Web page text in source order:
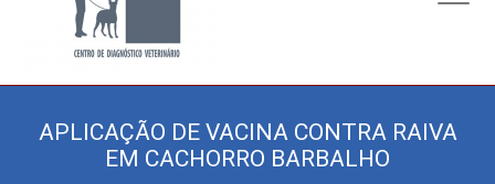
APLICAÇÃO DE VACINA CONTRA RAIVA
EM CACHORRO BARBALHO